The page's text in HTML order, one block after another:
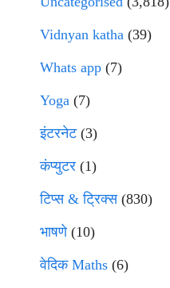
Vidnyan katha (39)
Whats app (7)
Yoga (7)
इंटरनेट(3)
कंप्युटर (1)
टिप्स & ट्रिक्स(830)
भाषणे(10)
वेदिक Maths (6)